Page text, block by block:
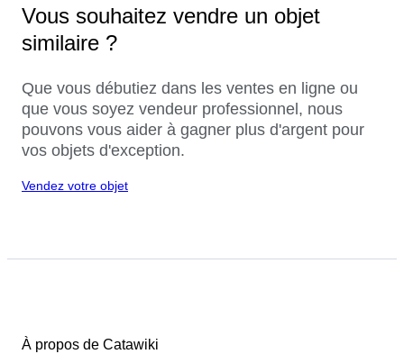
Vous souhaitez vendre un objet
similaire ?
Que vous débutiez dans les ventes en ligne ou
que vous soyez vendeur professionnel, nous
pouvons vous aider à gagner plus d'argent pour
vos objets d'exception.
Vendez votre objet
À propos de Catawiki